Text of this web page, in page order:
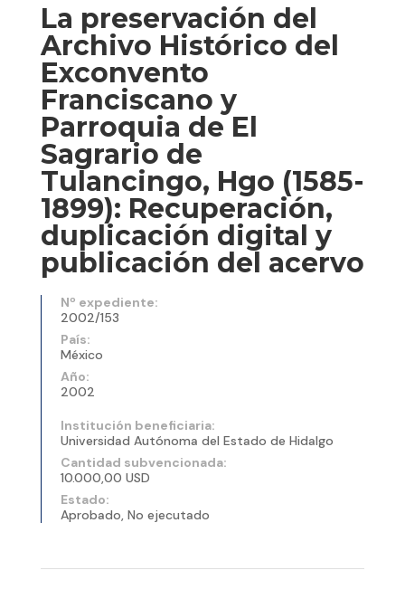
La preservación del
Archivo Histórico del
Exconvento
Franciscano y
Parroquia de El
Sagrario de
Tulancingo, Hgo (1585-
1899): Recuperación,
duplicación digital y
publicación del acervo
Nº expediente:
2002/153
País:
México
Año:
2002
Institución beneficiaria:
Universidad Autónoma del Estado de Hidalgo
Cantidad subvencionada:
10.000,00 USD
Estado:
Aprobado, No ejecutado